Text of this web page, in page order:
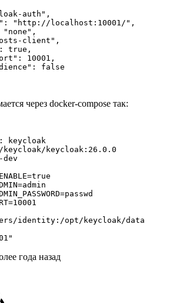
auth",
"http://localhost:10001/",
"none",
client",
true,
10001,
false
через docker-compose так:
keycloak
keycloak:26.0.0
dev
identity:/opt/keycloak/data
года назад